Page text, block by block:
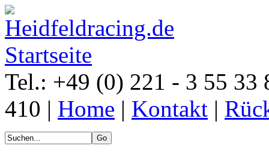
Tel.: +49 (0) 221 - 3 55 33
410 | Home | Kontakt |